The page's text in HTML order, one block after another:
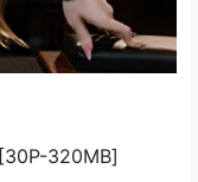
320MB]